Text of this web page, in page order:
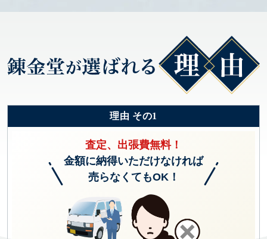
理由 その1
査定、出張費無料！
金額に納得いただけなければ
売らなくてもOK！